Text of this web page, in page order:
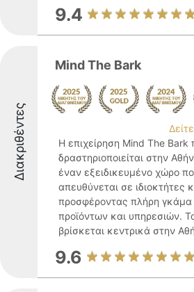
9.4
Διακριθέντες
Mind The Bark
Η επιχείρηση Mind The Bark
δραστηριοποιείται στην
έναν εξειδικευμένο χώρο
απευθύνεται σε ιδιοκτήτες
προσφέροντας πλήρη γκάμα
προϊόντων και υπηρεσιών.
βρίσκεται κεντρικά στην
9.6